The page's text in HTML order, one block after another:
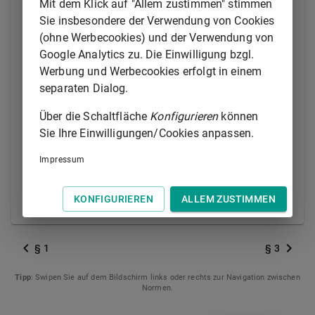
Zeugen und Sachverständigen
und § 1 Abs. 2.
1Werden Angehörige von Behörden im Sinn des
Art. 1 Abs. 2 BayVwVfG zu
Sachverständigenleistungen herangezogen, die sie in
Entschädigung an die Behörde zu zahlen.2Absatz 1
gilt entsprechend.
BayRS 2010-1-I
§ 1 § 3
Tipp: Swipen Sie auf dem Bildschirm links oder rechts zur Navigation zwischen
Normen.
Mit dem Klick auf "Allem zustimmen" stimmen
Sie insbesondere der Verwendung von Cookies
(ohne Werbecookies) und der Verwendung von
Google Analytics zu. Die Einwilligung bzgl.
Werbung und Werbecookies erfolgt in einem
separaten Dialog.
Über die Schaltfläche Konfigurierenkönnen
Sie Ihre Einwilligungen/Cookies anpassen.
Impressum
KONFIGURIEREN ALLEM ZUSTIMMEN